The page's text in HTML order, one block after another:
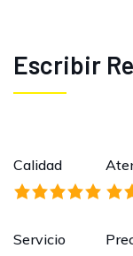
Escribir
Calidad
Servicio